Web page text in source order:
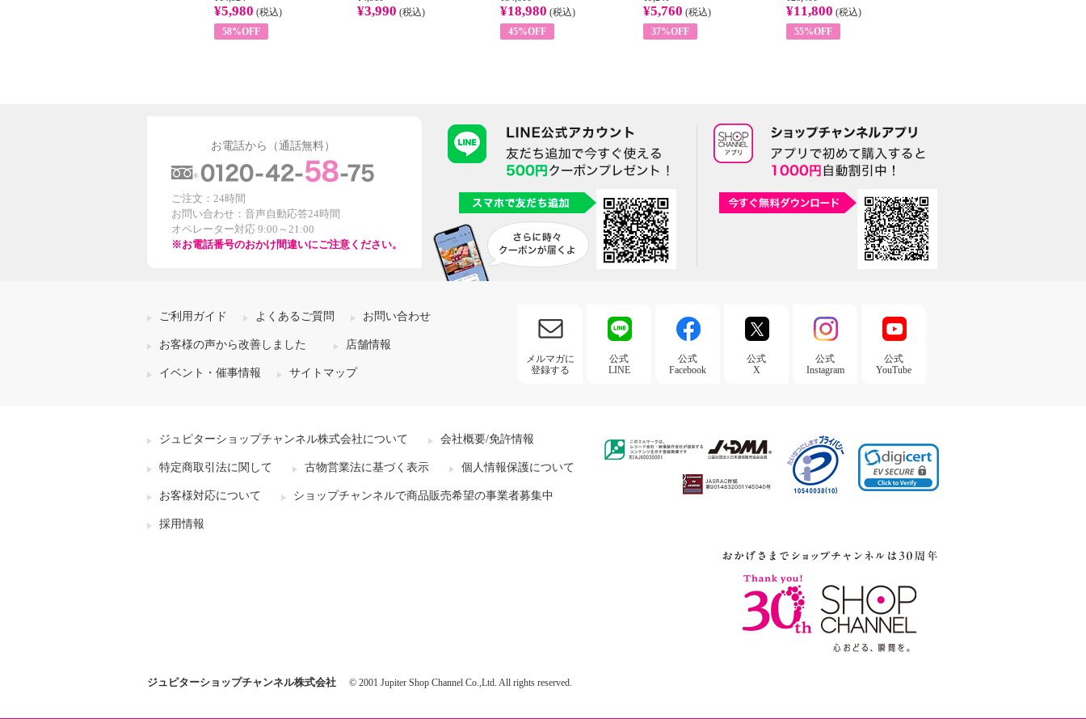
¥5,980 (税込)
58%OFF
¥3,990 (税込) ¥18,980 (税込)
45%OFF
¥5,760 (税込)
37%OFF
¥11,800 (税込)
55%OFF
お電話から（通話無料）
ご注文：24時間
お問い合わせ：音声自動応答24時間
オペレーター対応 9:00～21:00
※お電話番号のおかけ間違いにご注意ください。
ご利用ガイド よくあるご質問 お問い合わせ
お客様の声から改善しました 店舗情報
イベント・催事情報 サイトマップ
メルマガに
登録する
公式
LINE
公式
Facebook
公式
X
公式
Instagram
公式
YouTube
ジュピターショップチャンネル株式会社について 会社概要/免許情報
特定商取引法に関して 古物営業法に基づく表示 個人情報保護について
お客様対応について ショップチャンネルで商品販売希望の事業者募集中
採用情報
ジュピターショップチャンネル株式会社 © 2001 Jupiter Shop Channel Co.,Ltd. All rights reserved.